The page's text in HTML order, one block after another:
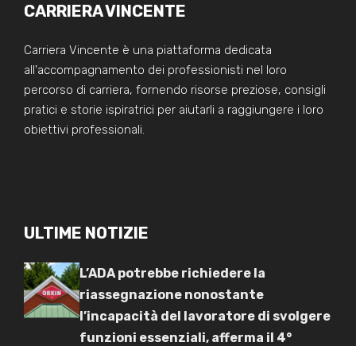
CARRIERA VINCENTE
Carriera Vincente è una piattaforma dedicata
all'accompagnamento dei professionisti nel loro
percorso di carriera, fornendo risorse preziose, consigli
pratici e storie ispiratrici per aiutarli a raggiungere i loro
obiettivi professionali.
ULTIME NOTIZIE
L’ADA potrebbe richiedere la
riassegnazione nonostante
l’incapacità del lavoratore di svolgere
funzioni essenziali, afferma il 4°